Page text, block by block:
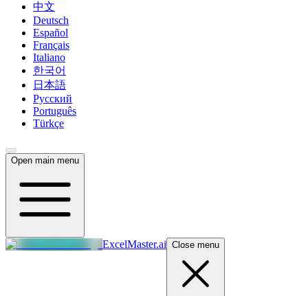
中文
Deutsch
Español
Français
Italiano
한국어
日本語
Русский
Português
Türkçe
Open main menu
ExcelMaster.ai Close menu